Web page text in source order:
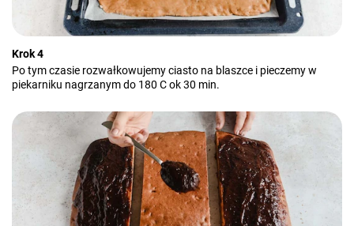
Krok 4
Po tym czasie rozwałkowujemy ciasto na blaszce i pieczemy w
piekarniku nagrzanym do 180 C ok 30 min.